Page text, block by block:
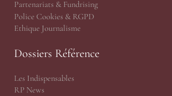
Partenariats & Fundrising
Police Cookies & RGPD
Ethique Journalisme
Dossiers Référence
Les Indispensables
RP News